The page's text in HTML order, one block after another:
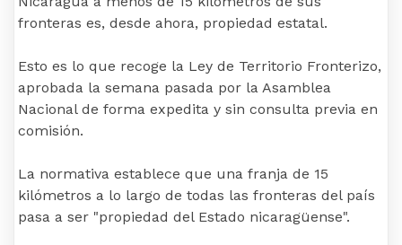
fronteras es, desde ahora, propiedad estatal.
Esto es lo que recoge la Ley de Territorio Fronterizo,
aprobada la semana pasada por la Asamblea
Nacional de forma expedita y sin consulta previa en
comisión.
La normativa establece que una franja de 15
kilómetros a lo largo de todas las fronteras del país
pasa a ser "propiedad del Estado nicaragüense".